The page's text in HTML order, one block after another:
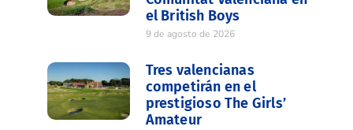
el British Boys
9 de agosto de 2026
Tres valencianas
competirán en el
prestigioso The Girls’
Amateur